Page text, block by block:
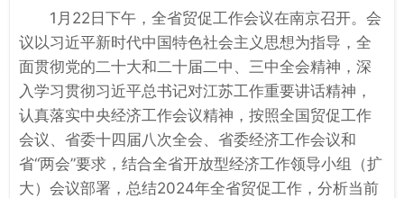
1月22日下午，全省贸促工作会议在南京召开。会
议以习近平新时代中国特色社会主义思想为指导，全
面贯彻党的二十大和二十届二中、三中全会精神，深
入学习贯彻习近平总书记对江苏工作重要讲话精神，
认真落实中央经济工作会议精神，按照全国贸促工作
会议、省委十四届八次全会、省委经济工作会议和
省“两会”要求，结合全省开放型经济工作领导小组（扩
大）会议部署，总结2024年全省贸促工作，分析当前